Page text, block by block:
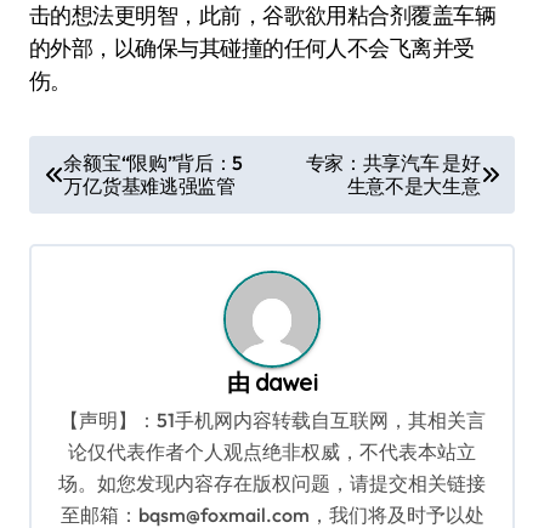
击的想法更明智，此前，谷歌欲用粘合剂覆盖车辆
的外部，以确保与其碰撞的任何人不会飞离并受
伤。
章
导
余额宝“限购”背后：5
万亿货基难逃强监管
专家：共享汽车 是好
生意不是大生意
由 dawei
【声明】：51手机网内容转载自互联网，其相关言
论仅代表作者个人观点绝非权威，不代表本站立
场。如您发现内容存在版权问题，请提交相关链接
至邮箱：bqsm@foxmail.com，我们将及时予以处